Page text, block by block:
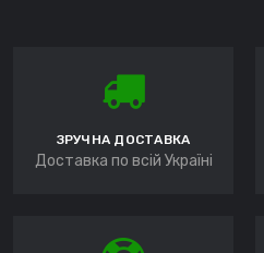
ЗРУЧНА ДОСТАВКА
Доставка по всій Україні